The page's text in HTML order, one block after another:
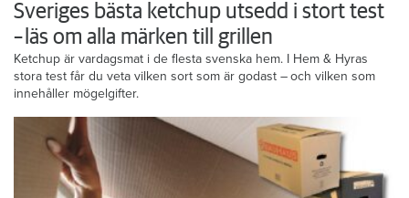
Sveriges bästa ketchup utsedd i stort test
– läs om alla märken till grillen
Ketchup är vardagsmat i de flesta svenska hem. I Hem & Hyras
stora test får du veta vilken sort som är godast – och vilken som
innehåller mögelgifter.